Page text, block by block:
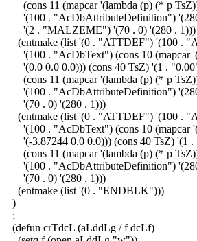
(cons 11 (mapcar '(lambda (p) (* p
'(100 . "AcDbAttributeDefinition")
'(2 . "MALZEME") '(70 . 0) '(280 . 1)))
(entmake (list '(0 . "ATTDEF") '(100 .
'(100 . "AcDbText") (cons 10 (mapcar
'(0.0 0.0 0.0))) (cons 40 TsZ) '(1 .
(cons 11 (mapcar '(lambda (p) (* p
'(100 . "AcDbAttributeDefinition")
'(70 . 0) '(280 . 1)))
(entmake (list '(0 . "ATTDEF") '(100 .
'(100 . "AcDbText") (cons 10 (mapcar
'(-3.87244 0.0 0.0))) (cons 40 TsZ) '(1
(cons 11 (mapcar '(lambda (p) (* p
'(100 . "AcDbAttributeDefinition")
'(70 . 0) '(280 . 1)))
(entmake (list '(0 . "ENDBLK")))
)
(defun crTdcL (aLddLg / f dcLf)